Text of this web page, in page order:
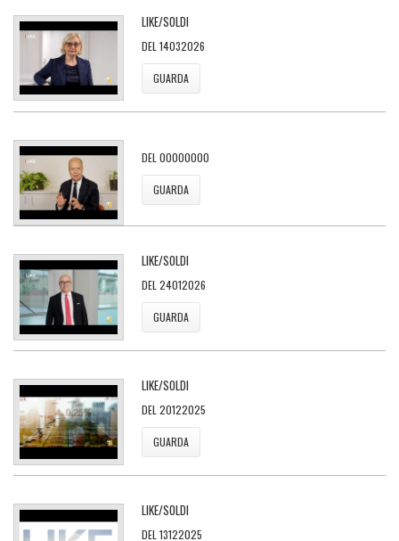
LIKE/SOLDI
DEL 14032026
GUARDA
DEL 00000000
GUARDA
LIKE/SOLDI
DEL 24012026
GUARDA
LIKE/SOLDI
DEL 20122025
GUARDA
LIKE/SOLDI
DEL 13122025